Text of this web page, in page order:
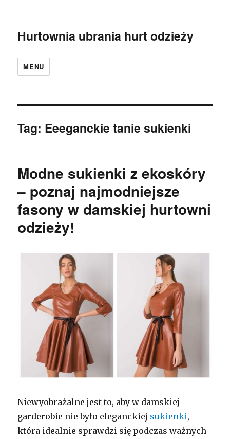
Hurtownia ubrania hurt odzieży
MENU
Tag: Eeeganckie tanie sukienki
Modne sukienki z ekoskóry
– poznaj najmodniejsze
fasony w damskiej hurtowni
odzieży!
Niewyobrażalne jest to, aby w damskiej
garderobie nie było eleganckiej sukienki,
która idealnie sprawdzi się podczas ważnych